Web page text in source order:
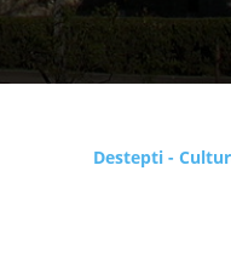
Destepti -